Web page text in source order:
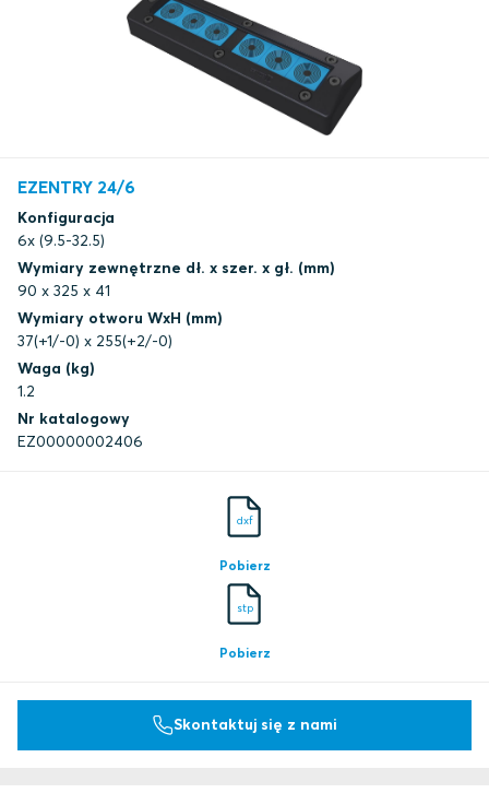
EZENTRY 24/6
Konfiguracja
6x (9.5-32.5)
Wymiary zewnętrzne dł. x szer. x gł. (mm)
90 x 325 x 41
Wymiary otworu WxH (mm)
37(+1/-0) x 255(+2/-0)
Waga (kg)
1.2
Nr katalogowy
EZ00000002406
dxf
Pobierz
stp
Pobierz
Skontaktuj się z nami